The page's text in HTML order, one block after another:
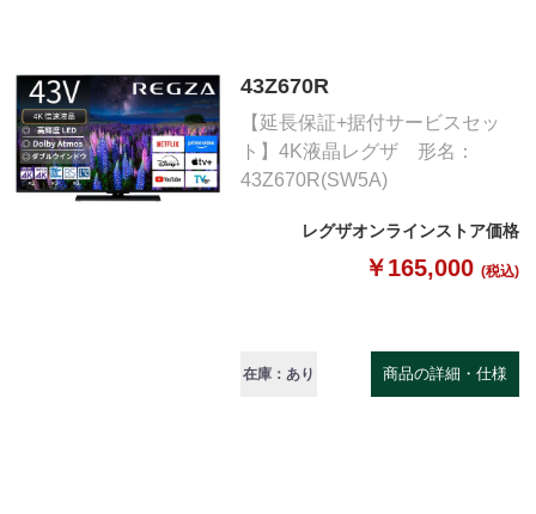
43Z670R
【延長保証+据付サービスセッ
ト】4K液晶レグザ 形名：
43Z670R(SW5A)
レグザオンラインストア価格
￥165,000 (税込)
在庫：あり 商品の詳細・仕様